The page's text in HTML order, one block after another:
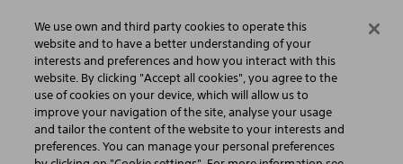
We use own and third party cookies to operate this
website and to have a better understanding of your
interests and preferences and how you interact with this
website. By clicking "Accept all cookies", you agree to the
use of cookies on your device, which will allow us to
improve your navigation of the site, analyse your usage
and tailor the content of the website to your interests and
preferences. You can manage your personal preferences